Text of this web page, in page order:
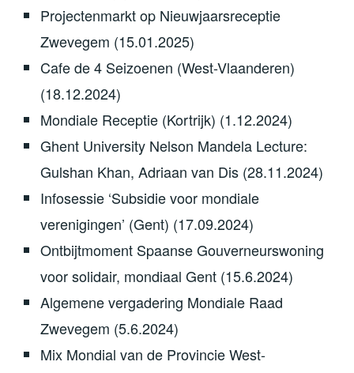
Projectenmarkt op Nieuwjaarsreceptie
Zwevegem (15.01.2025)
Cafe de 4 Seizoenen (West-Vlaanderen)
(18.12.2024)
Mondiale Receptie (Kortrijk) (1.12.2024)
Ghent University Nelson Mandela Lecture:
Gulshan Khan, Adriaan van Dis (28.11.2024)
Infosessie ‘Subsidie voor mondiale
verenigingen’ (Gent) (17.09.2024)
Ontbijtmoment Spaanse Gouverneurswoning
voor solidair, mondiaal Gent (15.6.2024)
Algemene vergadering Mondiale Raad
Zwevegem (5.6.2024)
Mix Mondial van de Provincie West-